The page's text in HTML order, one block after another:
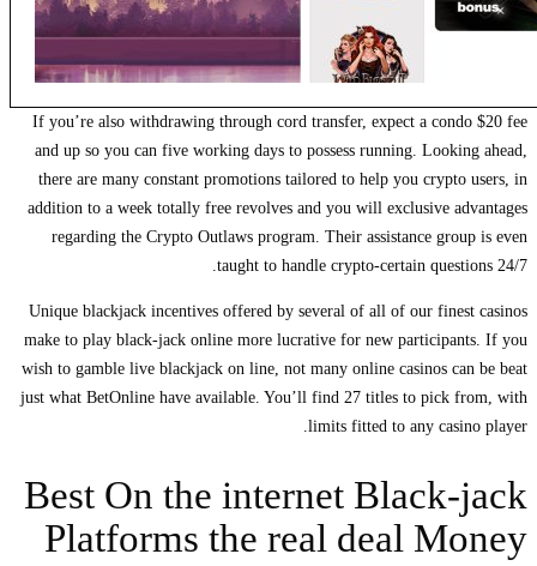
If you’re also withdrawing through cord transfer, expect a condo $20 fee
and up so you can five working days to possess running. Looking ahead,
there are many constant promotions tailored to help you crypto users, in
addition to a week totally free revolves and you will exclusive advantages
regarding the Crypto Outlaws program. Their assistance group is even
taught to handle crypto-certain questions 24/7.
Unique blackjack incentives offered by several of all of our finest casinos
make to play black-jack online more lucrative for new participants. If you
wish to gamble live blackjack on line, not many online casinos can be beat
just what BetOnline have available. You’ll find 27 titles to pick from, with
limits fitted to any casino player.
Best On the internet Black-jack
Platforms the real deal Money